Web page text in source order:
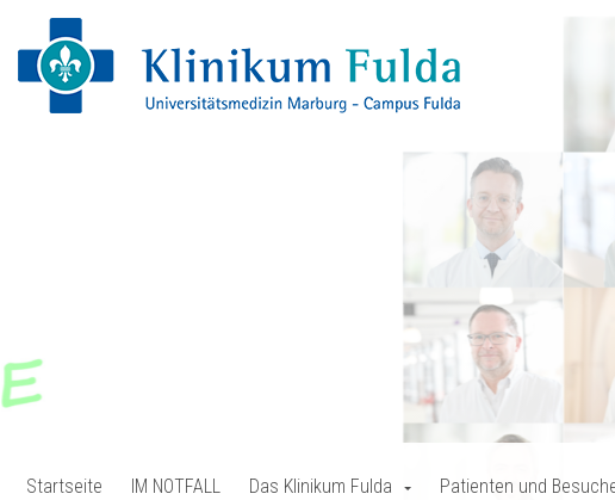
Startseite
IM NOTFALL Das Klinikum Fulda Patienten und